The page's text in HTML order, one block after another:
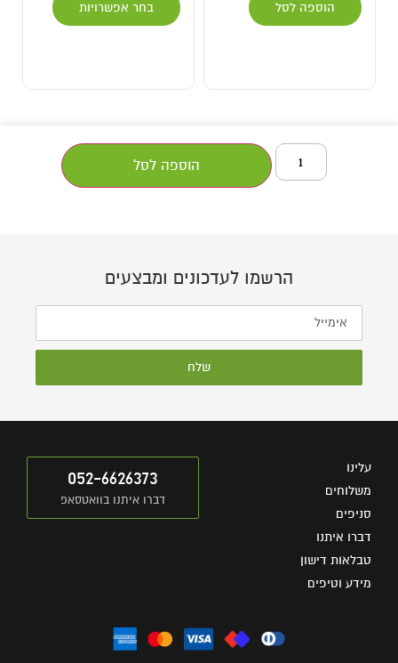
הוספה לסל בחר אפשרויות
הוספה לסל
הרשמו לעדכונים ומבצעים
שלח
עלינו
משלוחים
סניפים
דברו איתנו
טבלאות דישון
מידע וטיפים
052-6626373
דברו איתנו בוואטסאפ